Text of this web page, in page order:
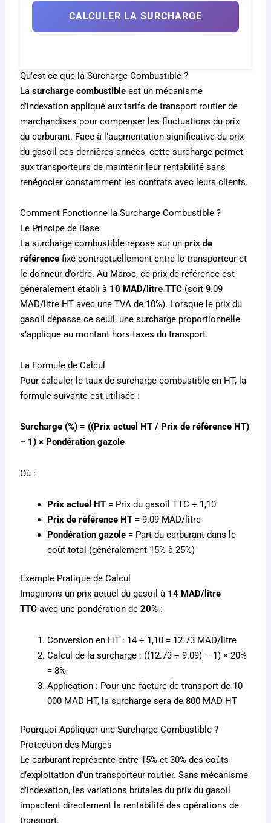
CALCULER LA SURCHARGE
Prix actuel HT –
Prix de référence HT 9.09 MAD/L
Variation du prix –
Taux de surcharge combustible
Qu’est-ce que la Surcharge Combustible ?
Lasurcharge combustible est un mécanisme
d’indexation appliqué aux tarifs de transport routier de
marchandises pour compenser les fluctuations du prix
du carburant. Face à l’augmentation significative du prix
du gasoil ces dernières années, cette surcharge permet
aux transporteurs de maintenir leur rentabilité sans
renégocier constamment les contrats avec leurs clients.
Comment Fonctionne la Surcharge Combustible ?
Le Principe de Base
La surcharge combustible repose sur unprix de
référence fixé contractuellement entre le transporteur et
le donneur d’ordre. Au Maroc, ce prix de référence est
généralement établi à 10 MAD/litre TTC (soit 9.09
MAD/litre HT avec une TVA de 10%). Lorsque le prix du
gasoil dépasse ce seuil, une surcharge proportionnelle
s’applique au montant hors taxes du transport.
La Formule de Calcul
Pour calculer le taux de surcharge combustible en HT, la
formule suivante est utilisée :
Surcharge (%) = ((Prix actuel HT / Prix de référence HT)
– 1) × Pondération gazole
Où :
Prix actuel HT = Prix du gasoil TTC ÷ 1,10
Prix de référence HT = 9.09 MAD/litre
Pondération gazole = Part du carburant dans le
coût total (généralement 15% à 25%)
Exemple Pratique de Calcul
Imaginons un prix actuel du gasoil à 14 MAD/litre
TTC avec une pondération de20% :
Conversion en HT : 14 ÷ 1,10 = 12.73 MAD/litre
Calcul de la surcharge : ((12.73 ÷ 9.09) – 1) × 20%
= 8%
Application : Pour une facture de transport de 10
000 MAD HT, la surcharge sera de 800 MAD HT
Pourquoi Appliquer une Surcharge Combustible ?
Protection des Marges
Le carburant représente entre 15% et 30% des coûts
d’exploitation d’un transporteur routier. Sans mécanisme
d’indexation, les variations brutales du prix du gasoil
impactent directement la rentabilité des opérations de
transport.